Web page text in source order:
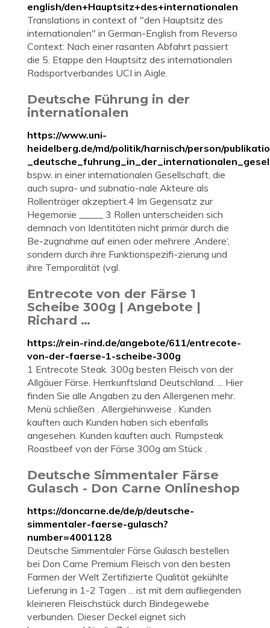
english/den+Hauptsitz+des+internationalen
Translations in context of "den Hauptsitz des
internationalen" in German-English from Reverso
Context: Nach einer rasanten Abfahrt passiert
die 5. Etappe den Hauptsitz des internationalen
Radsportverbandes UCI in Aigle.
Deutsche Führung in der
internationalen
https://www.uni-
heidelberg.de/md/politik/harnisch/person/
bspw. in einer internationalen Gesellschaft, die
auch supra- und subnatio-nale Akteure als
Rollenträger akzeptiert.4 Im Gegensatz zur
Hegemonie _____ 3 Rollen unterscheiden sich
demnach von Identitäten nicht primär durch die
Be-zugnahme auf einen oder mehrere ‚Andere‘,
sondern durch ihre Funktionspezifi-zierung und
ihre Temporalität (vgl.
Entrecote von der Färse 1
Scheibe 300g | Angebote |
Richard …
https://rein-rind.de/angebote/611/entrecote-
von-der-faerse-1-scheibe-300g
1 Entrecote Steak. 300g besten Fleisch von der
Allgäuer Färse. Herrkunftsland Deutschland. ... Hier
finden Sie alle Angaben zu den Allergenen mehr.
Menü schließen . Allergiehinweise . Kunden
kauften auch Kunden haben sich ebenfalls
angesehen. Kunden kauften auch. Rumpsteak
Roastbeef von der Färse 300g am Stück .
Deutsche Simmentaler Färse
Gulasch - Don Carne Onlineshop
https://doncarne.de/de/p/deutsche-
simmentaler-faerse-gulasch?
number=4001128
Deutsche Simmentaler Färse Gulasch bestellen
bei Don Carne Premium Fleisch von den besten
Farmen der Welt Zertifizierte Qualität gekühlte
Lieferung in 1-2 Tagen ... ist mit dem aufliegenden
kleineren Fleischstück durch Bindegewebe
verbunden. Dieser Deckel eignet sich